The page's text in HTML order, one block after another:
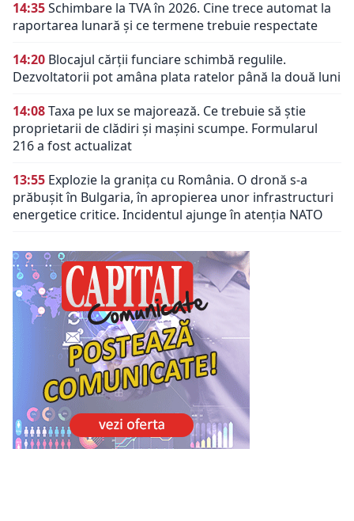
14:35Schimbare la TVA în 2026. Cine trece automat la
raportarea lunară și ce termene trebuie respectate
14:20 Blocajul cărții funciare schimbă regulile.
Dezvoltatorii pot amâna plata ratelor până la două luni
14:08Taxa pe lux se majorează. Ce trebuie să știe
proprietarii de clădiri și mașini scumpe. Formularul
216 a fost actualizat
13:55 Explozie la granița cu România. O dronă s-a
prăbușit în Bulgaria, în apropierea unor infrastructuri
energetice critice. Incidentul ajunge în atenția NATO